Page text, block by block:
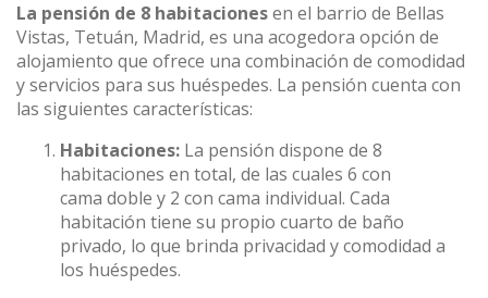
La pensión de 8 habitacionesen el barrio de Bellas
Vistas, Tetuán, Madrid, es una acogedora opción de
alojamiento que ofrece una combinación de comodidad
y servicios para sus huéspedes. La pensión cuenta con
las siguientes características:
Habitaciones: La pensión dispone de 8
habitaciones en total, de las cuales 6 con
cama doble y 2 con cama individual. Cada
habitación tiene su propio cuarto de baño
privado, lo que brinda privacidad y comodidad a
los huéspedes.